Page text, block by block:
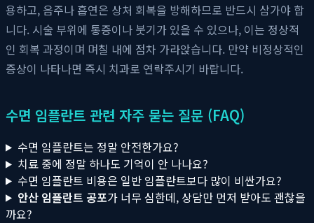
용하고, 음주나 흡연은 상처 회복을 방해하므로 반드시 삼가야 합
니다. 시술 부위에 통증이나 붓기가 있을 수 있으나, 이는 정상적
인 회복 과정이며 며칠 내에 점차 가라앉습니다. 만약 비정상적인
증상이 나타나면 즉시 치과로 연락주시기 바랍니다.
수면 임플란트 관련 자주 묻는 질문 (FAQ)
수면 임플란트는 정말 안전한가요?
치료 중에 정말 하나도 기억이 안 나나요?
수면 임플란트 비용은 일반 임플란트보다 많이 비싼가요?
안산 임플란트 공포가 너무 심한데, 상담만 먼저 받아도 괜찮을
까요?